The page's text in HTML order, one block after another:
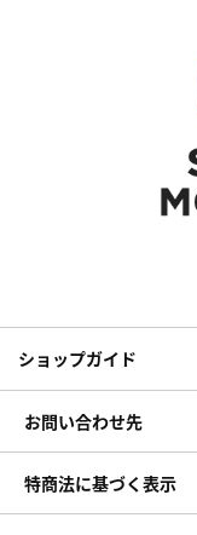
ショップガイド
お問い合わせ先
特商法に基づく表示